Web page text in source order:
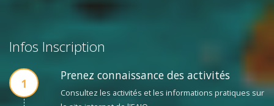
Infos Inscription
1
Prenez connaissance des activités
Consultez les activités et les informations pratiques sur